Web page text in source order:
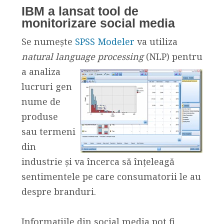
IBM a lansat tool de
monitorizare social media
Se numește SPSS Modeler va utiliza
natural language processing(NLP) pentru
a analiza
lucruri gen
nume de
produse
sau termeni
din
industrie și va încerca să înțeleagă
sentimentele pe care consumatorii le au
despre branduri.
Informațiile din social media pot fi